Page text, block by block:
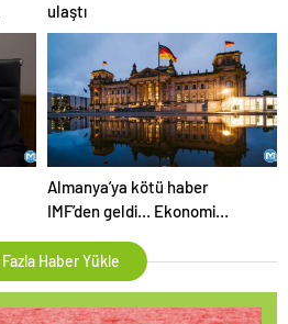
ulaştı
Almanya’ya kötü haber
IMF’den geldi… Ekonomi
itiraf gibi sözler
Haber Yükle